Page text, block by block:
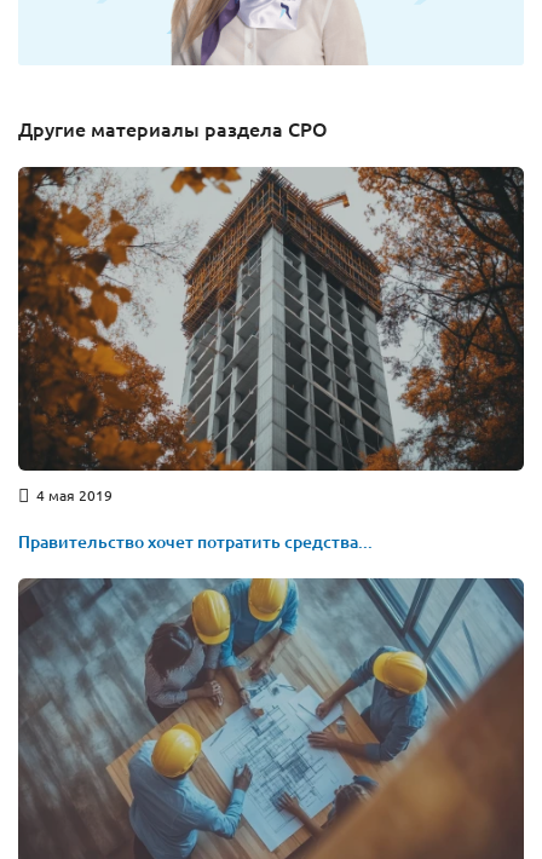
Другие материалы раздела СРО
4 мая 2019
Правительство хочет потратить средства...